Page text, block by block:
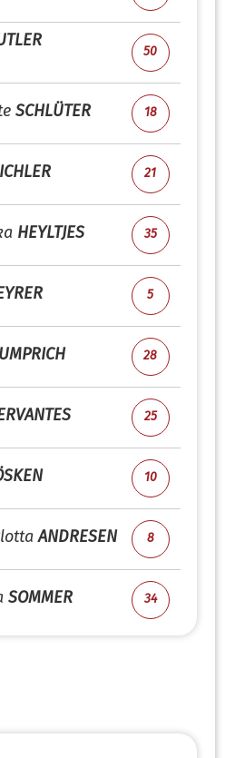
50
SCHLÜTER 18
21
HEYLTJES 35
5
28
25
10
ANDRESEN 8
SOMMER 34